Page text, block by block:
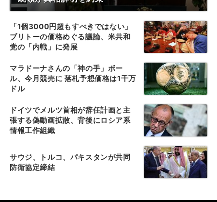
「1個3000円超もすべきではない」
ブリトーの価格めぐる議論、米共和
党の「内戦」に発展
マラドーナさんの「神の手」ボー
ル、今月競売に 落札予想価格は1千万
ドル
ドイツでメルツ首相が辞任計画と主
張する偽動画拡散、背後にロシア系
情報工作組織
サウジ、トルコ、パキスタンが共同
防衛協定締結